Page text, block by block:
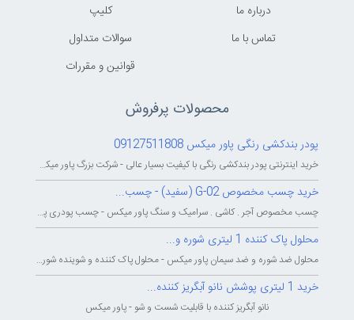
درباره ما
تماس با ما
کليپ
سوالات متداول
قوانين و مقررات
محصولات پرفروش
پودر بندکشی رنگی پاور میکس 09127511808
خرید اینترنتی پودر بندکشی رنگی با کیفیت بسیار عالی - شرکت بزرگ پاور میکس...
خرید چسب مخصوص G-02 (سفید) - چسب...
چسب مخصوص آجر . کاشی . سرامیک و سنگ پاور میکس - چسب پودری پاورمیکس - چسب...
محلول پاک کننده 1 لیتری شوره و...
محلول ضد شوره و ضد سیمان پاور میکس - محلول پاک کننده و شوینده شوره و سیمان...
خرید 1 لیتری پوشش نانو آبگریز کننده...
نانو آبگریز کننده با قابلیت شست و شو - پاور میکس